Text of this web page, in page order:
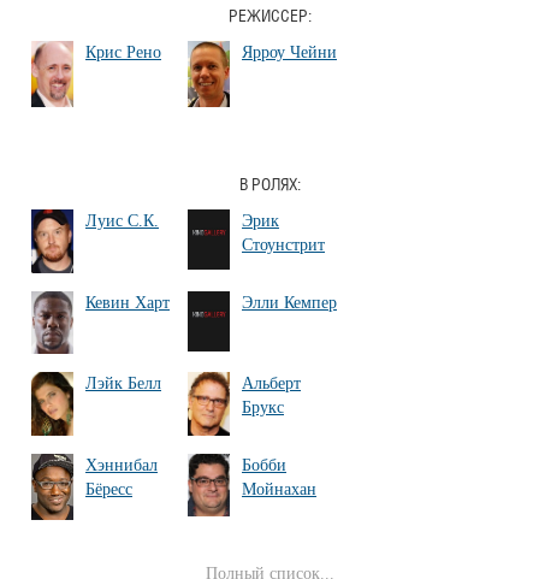
РЕЖИССЕР:
Крис Рено Ярроу Чейни
В РОЛЯХ:
Луис С.К.
Эрик
Стоунстрит
Кевин Харт Элли Кемпер
Лэйк Белл
Альберт
Брукс
Хэннибал
Бёресс
Бобби
Мойнахан
Полный список...